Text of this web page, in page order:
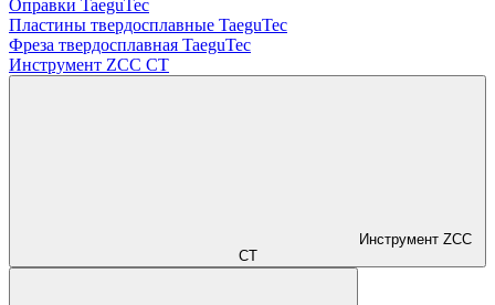
Оправки TaeguTec
Пластины твердосплавные TaeguTec
Фреза твердосплавная TaeguTec
Инструмент ZCС CT
Инструмент ZCС
CT